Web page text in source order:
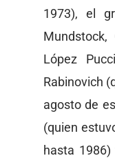
1973), el
López
Rabinovich
agosto de
(quien
hasta